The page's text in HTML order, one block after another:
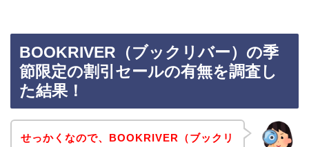
BOOKRIVER（ブックリバー）の季
節限定の割引セールの有無を調査し
た結果！
せっかくなので、BOOKRIVER（ブックリ